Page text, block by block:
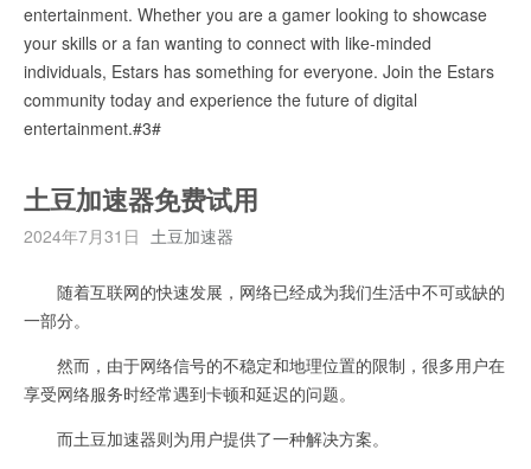
entertainment. Whether you are a gamer looking to showcase
your skills or a fan wanting to connect with like-minded
individuals, Estars has something for everyone. Join the Estars
community today and experience the future of digital
entertainment.#3#
土豆加速器免费试用
2024年7月31日 土豆加速器
随着互联网的快速发展，网络已经成为我们生活中不可或缺的
一部分。
然而，由于网络信号的不稳定和地理位置的限制，很多用户在
享受网络服务时经常遇到卡顿和延迟的问题。
而土豆加速器则为用户提供了一种解决方案。